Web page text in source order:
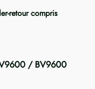
retour compris
/ BV9600